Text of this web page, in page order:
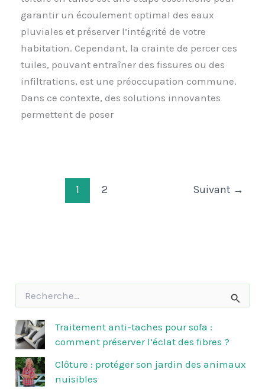
garantir un écoulement optimal des eaux
pluviales et préserver l’intégrité de votre
habitation. Cependant, la crainte de percer ces
tuiles, pouvant entraîner des fissures ou des
infiltrations, est une préoccupation commune.
Dans ce contexte, des solutions innovantes
permettent de poser
1 2 Suivant →
h
e
r
c
h
e
Traitement anti-taches pour sofa :
comment préserver l’éclat des fibres ?
Clôture : protéger son jardin des animaux
nuisibles